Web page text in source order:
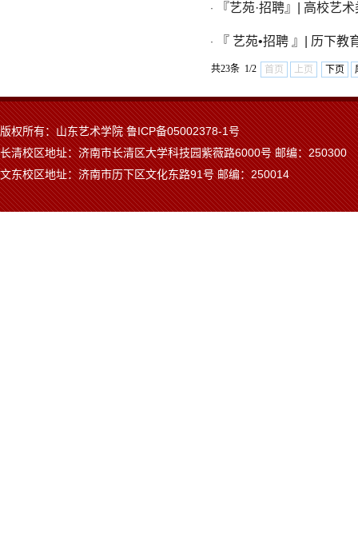
· 『艺苑·招聘』| 高校艺
· 『 艺苑•招聘 』| 历下
共23条 1/2 首页 上页 下页
版权所有：山东艺术学院 鲁ICP备05002378-1号
长清校区地址：济南市长清区大学科技园紫薇路6000号 邮编：250300
文东校区地址：济南市历下区文化东路91号 邮编：250014